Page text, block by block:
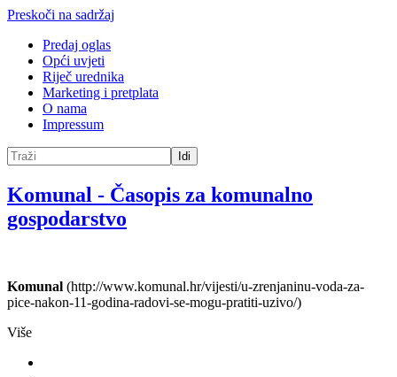
Preskoči na sadržaj
Predaj oglas
Opći uvjeti
Riječ urednika
Marketing i pretplata
O nama
Impressum
Idi
Komunal - Časopis za komunalno
gospodarstvo
Komunal (http://www.komunal.hr/vijesti/u-zrenjaninu-voda-za-
pice-nakon-11-godina-radovi-se-mogu-pratiti-uzivo/)
Više